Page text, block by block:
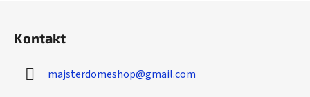
Kontakt
majsterdomeshop@gmail.com